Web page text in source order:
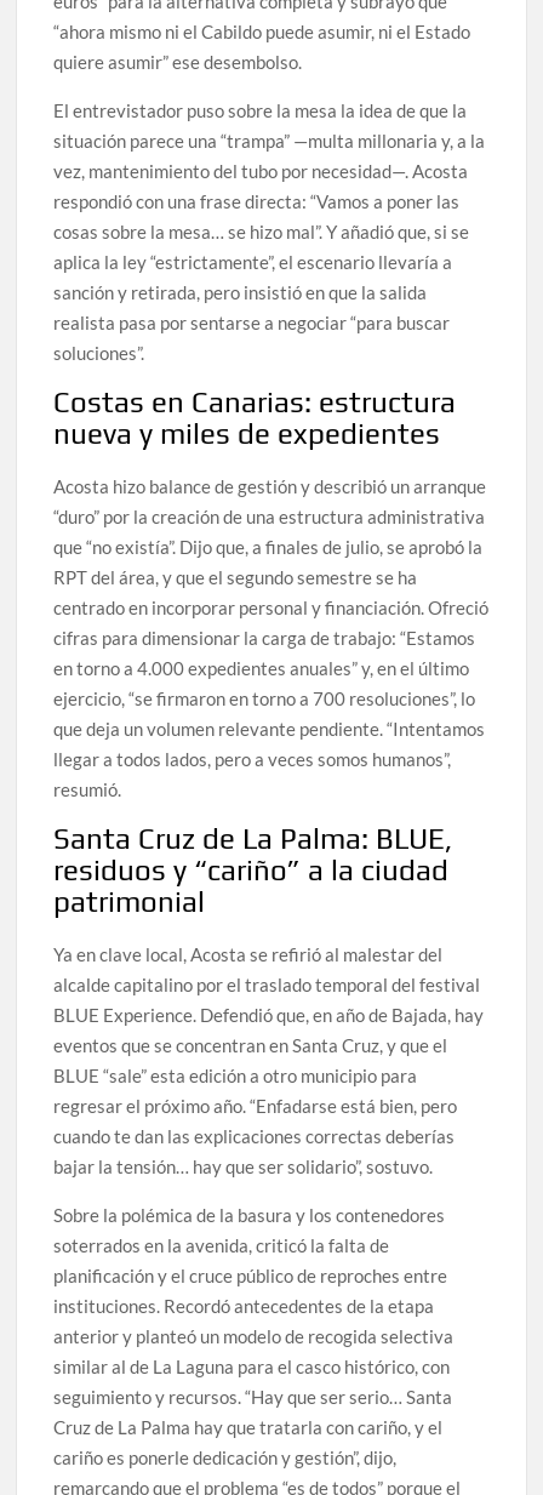
“ahora mismo ni el Cabildo puede asumir, ni el Estado
quiere asumir” ese desembolso.
El entrevistador puso sobre la mesa la idea de que la
situación parece una “trampa” —multa millonaria y, a la
vez, mantenimiento del tubo por necesidad—. Acosta
respondió con una frase directa: “Vamos a poner las
cosas sobre la mesa… se hizo mal”. Y añadió que, si se
aplica la ley “estrictamente”, el escenario llevaría a
sanción y retirada, pero insistió en que la salida
realista pasa por sentarse a negociar “para buscar
soluciones”.
Costas en Canarias: estructura
nueva y miles de expedientes
Acosta hizo balance de gestión y describió un arranque
“duro” por la creación de una estructura administrativa
que “no existía”. Dijo que, a finales de julio, se aprobó la
RPT del área, y que el segundo semestre se ha
centrado en incorporar personal y financiación. Ofreció
cifras para dimensionar la carga de trabajo: “Estamos
en torno a 4.000 expedientes anuales” y, en el último
ejercicio, “se firmaron en torno a 700 resoluciones”, lo
que deja un volumen relevante pendiente. “Intentamos
llegar a todos lados, pero a veces somos humanos”,
resumió.
Santa Cruz de La Palma: BLUE,
residuos y “cariño” a la ciudad
patrimonial
Ya en clave local, Acosta se refirió al malestar del
alcalde capitalino por el traslado temporal del festival
BLUE Experience. Defendió que, en año de Bajada, hay
eventos que se concentran en Santa Cruz, y que el
BLUE “sale” esta edición a otro municipio para
regresar el próximo año. “Enfadarse está bien, pero
cuando te dan las explicaciones correctas deberías
bajar la tensión… hay que ser solidario”, sostuvo.
Sobre la polémica de la basura y los contenedores
soterrados en la avenida, criticó la falta de
planificación y el cruce público de reproches entre
instituciones. Recordó antecedentes de la etapa
anterior y planteó un modelo de recogida selectiva
similar al de La Laguna para el casco histórico, con
seguimiento y recursos. “Hay que ser serio… Santa
Cruz de La Palma hay que tratarla con cariño, y el
cariño es ponerle dedicación y gestión”, dijo,
remarcando que el problema “es de todos” porque el